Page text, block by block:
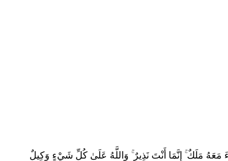
مَعَهُ مَلَكٌ ۚ إِنَّمَا أَنْتَ نَذِيرٌ ۚ وَاللَّهُ عَلَىٰ كُلِّ شَيْءٍ وَكِيلٌ